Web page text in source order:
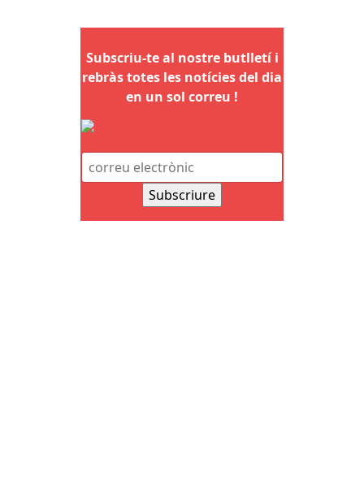
Subscriu-te al nostre butlletí i
rebràs totes les notícies del dia
en un sol correu !